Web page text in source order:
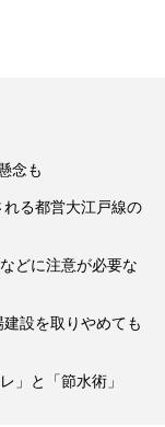
念も
れる都営大江戸線の
どに注意が必要な
設を取りやめても
」と「節水術」